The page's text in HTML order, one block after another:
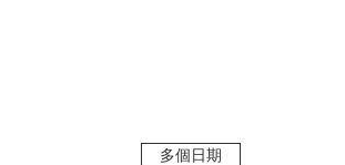
多個日期